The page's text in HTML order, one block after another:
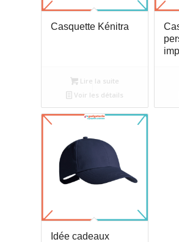
Casquette Kénitra
Lire la suite
Voir les détails
Idée cadeaux